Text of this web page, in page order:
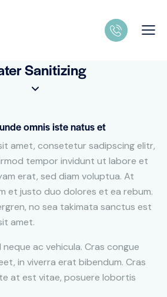
Sanitizing
omnis iste natus et
amet, consetetur sadipscing elitr,
tempor invidunt ut labore et
erat, sed diam voluptua. At
et justo duo dolores et ea rebum.
no sea takimata sanctus est
amet.
ac vehicula. Cras congue
in viverra erat bibendum. Cras
at est vitae, posuere lobortis